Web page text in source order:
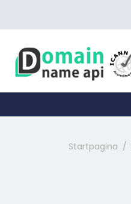
Startpagina